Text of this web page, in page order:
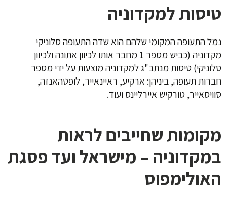
טיסות למקדוניה
נמל התעופה המקומי שלהם הוא שדה התעופה סלוניקי
מקדוניה (כביש מספר 1 מחבר אותו לכיוון אתונה ולכיוון
סלוניקי) טיסות מנתב"ג למקדוניה מוצעות על ידי מספר
חברות תעופה, ביניהן: ארקיע, ראיינאייר, לופטהאנזה,
סוויסאייר, טורקיש איירליינס ועוד.
מקומות שחייבים לראות
במקדוניה – מישראל ועד פסגת
האולימפוס